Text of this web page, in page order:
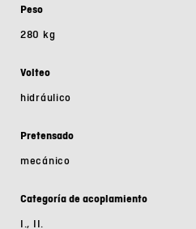
Peso
280 kg
Volteo
hidráulico
Pretensado
mecánico
Categoría de acoplamiento
I., II.